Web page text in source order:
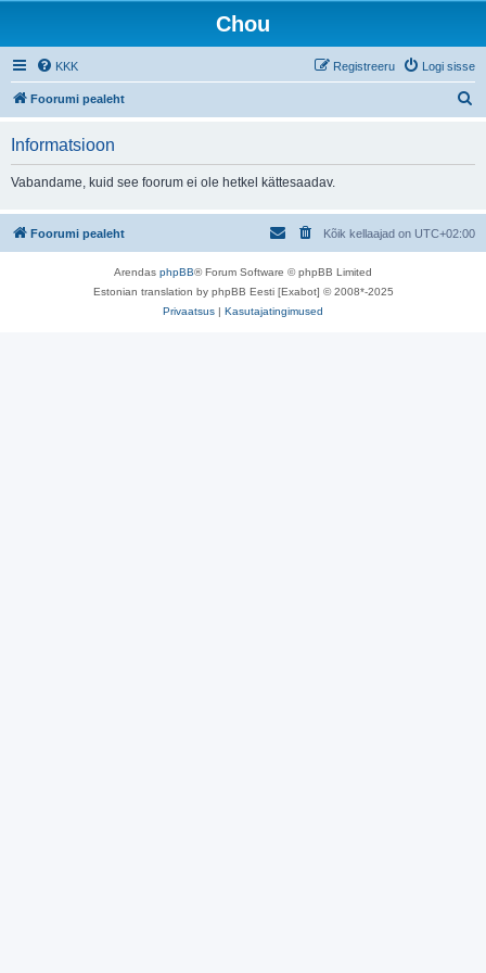
Chou
KKK Logi sisse
Registreeru
Foorumi pealeht
Informatsioon
Vabandame, kuid see foorum ei ole hetkel kättesaadav.
Foorumi pealeht Kõik kellaajad on UTC+02:00
Arendas phpBB® Forum Software © phpBB Limited
Estonian translation by phpBB Eesti [Exabot] © 2008*-2025
Privaatsus | Kasutajatingimused